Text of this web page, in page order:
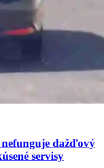
nefunguje dažďový
servisy